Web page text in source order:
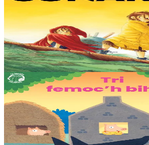
Sunakay
Deuet eo ar mor da vezañ ur pezh lennad
ennañ ken. Div c’hoar zo o chom war un
evel ma c’hallont, e-touez al lastez....
Er stok25,00 €
3 bloaz hag ouzhpenn
TES
Tri femoc'h bihan
Ur wech e oa tri femoc’h bihan hag a veve
deiz koulskoude e voe poent da bep hini
savet a-ratozh evit ar vugale...